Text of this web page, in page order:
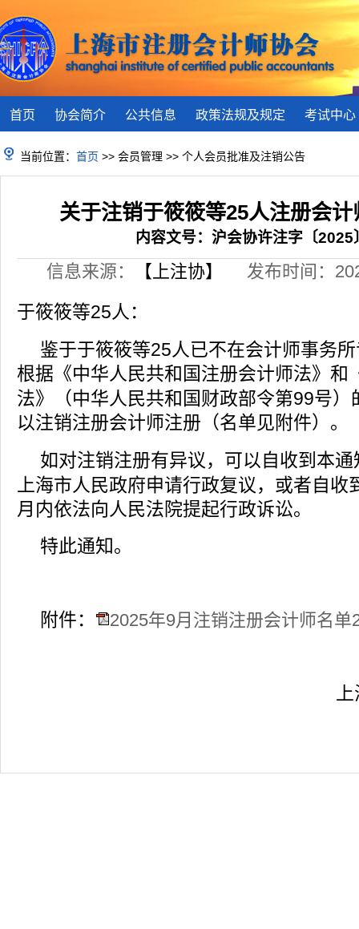
首页 协会简介 公共信息 政策法规及规定 考试中心
当前位置： 首页 >> 会员管理 >> 个人会员批准及注销公告
关于注销于筱筱等25人注册会
内容文号：沪会协许注字〔2025
信息来源： 【上注协】 发布时间：
于筱筱等25人：
鉴于于筱筱等25人已不在会计师事务
根据《中华人民共和国注册会计师法》和
法》（中华人民共和国财政部令第99号）
以注销注册会计师注册（名单见附件）。
如对注销注册有异议，可以自收到本通
上海市人民政府申请行政复议，或者自收
月内依法向人民法院提起行政诉讼。
特此通知。
附件： 2025年9月注销注册会计师名单
上